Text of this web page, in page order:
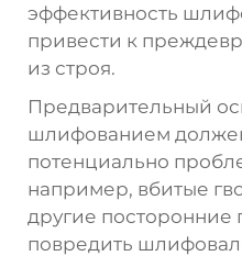
эффективность
привести к
из строя.
Предварительный
шлифованием
потенциально
например, вбитые
другие
повредить